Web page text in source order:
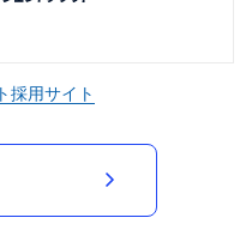
採用サイト